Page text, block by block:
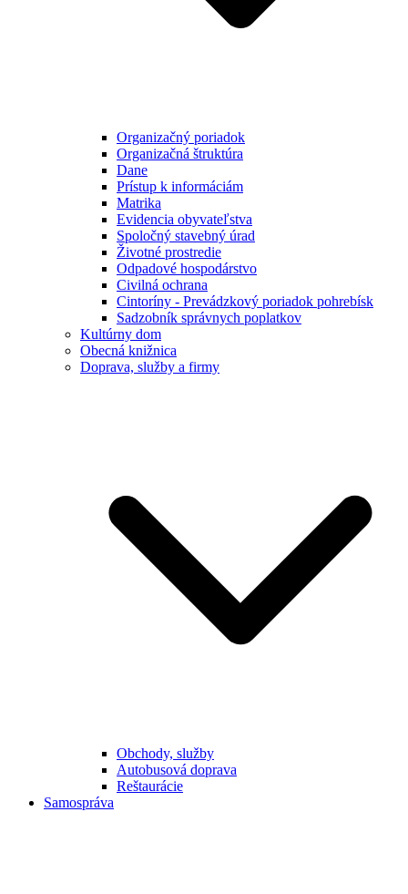
Organizačný poriadok
Organizačná štruktúra
Dane
Prístup k informáciám
Matrika
Evidencia obyvateľstva
Spoločný stavebný úrad
Životné prostredie
Odpadové hospodárstvo
Civilná ochrana
Cintoríny - Prevádzkový poriadok pohrebísk
Sadzobník správnych poplatkov
Kultúrny dom
Obecná knižnica
Doprava, služby a firmy
Obchody, služby
Autobusová doprava
Reštaurácie
Samospráva